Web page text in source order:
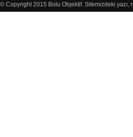
© Copyright 2015 Bolu Objektif. Sitemizdeki yazı,